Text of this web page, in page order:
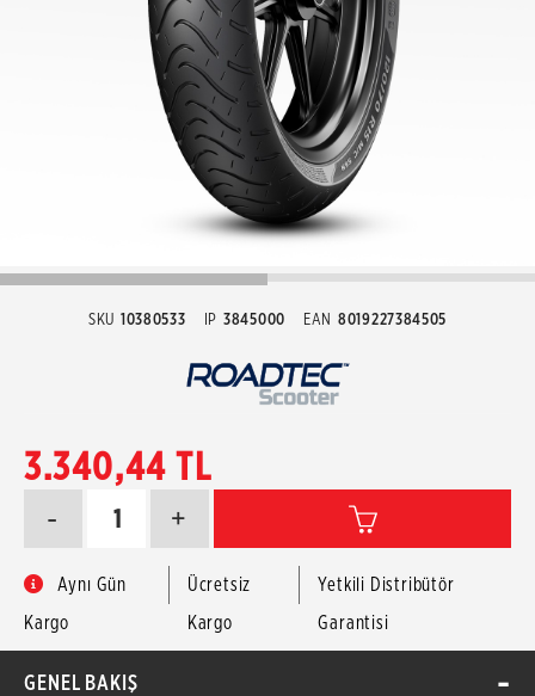
SKU 10380533 IP 3845000 EAN 8019227384505
3.340,44 TL
+
-
Aynı Gün
Kargo
Ücretsiz
Kargo
Yetkili Distribütör
Garantisi
GENEL BAKIŞ